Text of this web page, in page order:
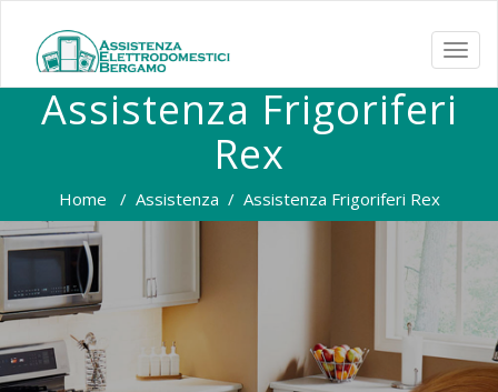
Assistenza Frigoriferi
Rex
Home / Assistenza / Assistenza Frigoriferi Rex